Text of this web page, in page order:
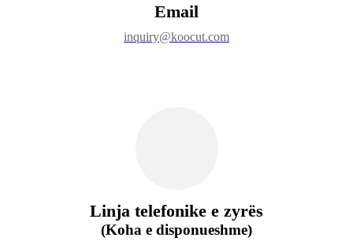
Email
inquiry@koocut.com
Linja telefonike e zyrës
(Koha e disponueshme)